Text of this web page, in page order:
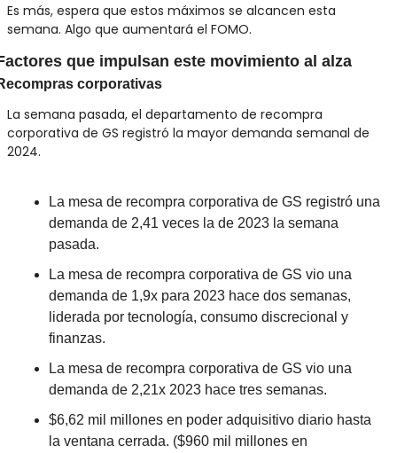
Es más, espera que estos máximos se alcancen esta
semana. Algo que aumentará el FOMO.
que impulsan este movimiento al alza
corporativas
La semana pasada, el departamento de recompra
corporativa de GS registró la mayor demanda semanal de
2024.
La mesa de recompra corporativa de GS registró una
demanda de 2,41 veces la de 2023 la semana
pasada.
La mesa de recompra corporativa de GS vio una
demanda de 1,9x para 2023 hace dos semanas,
liderada por tecnología, consumo discrecional y
finanzas.
La mesa de recompra corporativa de GS vio una
demanda de 2,21x 2023 hace tres semanas.
$6,62 mil millones en poder adquisitivo diario hasta
la ventana cerrada. ($960 mil millones en